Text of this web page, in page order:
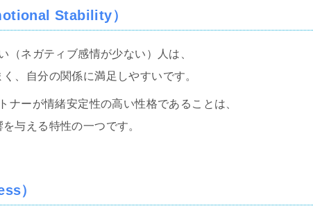
Stability）
（ネガティブ感情が少ない）人は、
、自分の関係に満足しやすいです。
ナーが情緒安定性の高い性格であることは、
与える特性の一つです。
）